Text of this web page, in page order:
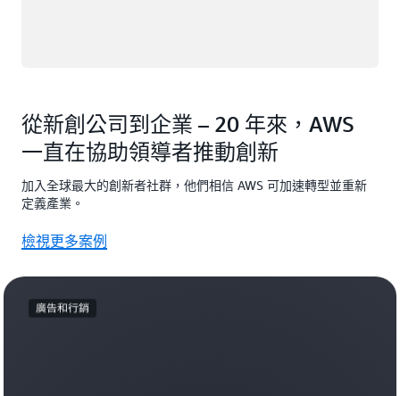
從新創公司到企業 – 20 年來，AWS
一直在協助領導者推動創新
加入全球最大的創新者社群，他們相信 AWS 可加速轉型並重新
定義產業。
檢視更多案例
廣告和行銷